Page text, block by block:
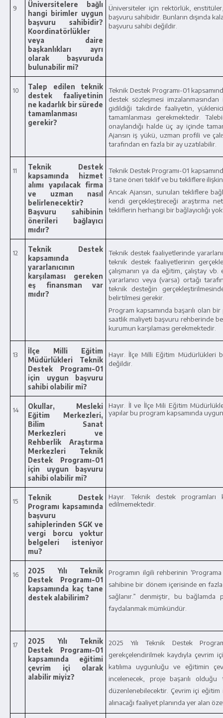
9
Üniversitelere bağlı
hangi birimler uygun
başvuru sahibidir?
Koordinatörlükler
veya daire
başkanlıkları ayrı
olarak başvuruda
bulunabilir mi?
Üniversiteler için rektörlük,
başvuru sahibidir. Bunların dışında
başvuru sahibi değildir.
10
Talep edilen teknik
destek faaliyetinin
ne kadarlık bir sürede
tamamlanması
gerekir?
Teknik Destek Programı-01
destek sözleşmesi
gidildiği takdirde faaliyetin,
tamamlanması gerekmektedir.
onaylandığı halde üç ay içinde
Ajansın iş yükü, uzman profili ve
tarafından en fazla bir ay uzatılabilir.
11
Teknik Destek
kapsamında hizmet
alımı yapılacak firma
ve uzman nasıl
belirlenecektir?
Başvuru sahibinin
önerileri bağlayıcı
mıdır?
Teknik Destek Programı-01
3 tane öneri teklif ve bu tekliflere
Ancak Ajansın, sunulan tekliflere
kendi gerçekleştireceği araştırma
tekliflerin herhangi bir bağlayıcılığı
12
Teknik Destek
kapsamında
yararlanıcının
karşılaması gereken
eş finansman var
mıdır?
Teknik destek faaliyetlerinde
teknik destek faaliyetlerinin
çalışmanın ya da eğitim, çalıştay
yararlanıcı veya (varsa) ortağı
teknik desteğin
belirtilmesi gerekir.
Program kapsamında başarılı olan
saatlik maliyeti başvuru rehberinde
kurumun karşılaması gerekmektedir.
13
İlçe Milli Eğitim
Müdürlükleri Teknik
Destek Programı-01
için uygun başvuru
sahibi olabilir mi?
Hayır. İlçe Milli Eğitim Müdürlükleri
değildir.
14
Okullar, Mesleki
Eğitim Merkezleri,
Bilim Sanat
Merkezleri ve
Rehberlik Araştırma
Merkezleri Teknik
Destek Programı-01
için uygun başvuru
sahibi olabilir mi?
Hayır. İl ve İlçe Mili Eğitim
yapılar bu program kapsamında
15
Teknik Destek
Programı kapsamında
başvuru
sahiplerinden SGK ve
vergi borcu yoktur
belgeleri isteniyor
mu?
Hayır. Teknik destek
edilmemektedir.
16
2025 Yılı Teknik
Destek Programı-01
kapsamında kaç tane
destek alabilirim?
Programın ilgili rehberinin
sahibine bir dönem içerisinde en
sağlanır.” denmiştir, bu
faydalanmak mümkündür.
17
2025 Yılı Teknik
Destek Programı-01
kapsamında eğitimi
çevrim içi olarak
alabilir miyiz?
2025 Yılı Teknik Destek
gerekçelendirilmek kaydıyla çevrim
katılıma uygunluğu ve eğitimin
incelenecek, proje başarılı
düzenlenebilecektir. Çevrim içi
alınacağı faaliyet planında yer alan